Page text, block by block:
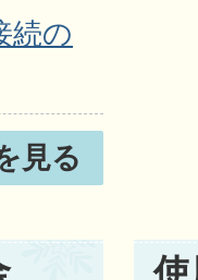
続の
見る